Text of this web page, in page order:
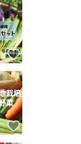
いいね！
いいね！